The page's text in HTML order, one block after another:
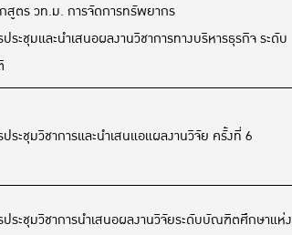
สูตร วท.ม. การจัดการทรัพยากร
ระชุมและนำเสนอผลงานวิชาการทางบริหารธุรกิจ ระดับ
ประชุมวิชาการและนำเสนแอแผลงานวิจัย ครั้งที่ 6
ประชุมวิชาการนำเสนอผลงานวิจัยระดับบัณฑิตศึกษาแห่ง